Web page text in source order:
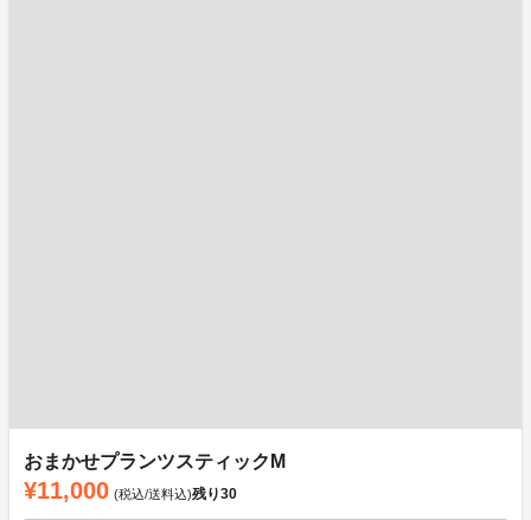
おまかせプランツスティックM
¥11,000 (税込/送料込)残り30